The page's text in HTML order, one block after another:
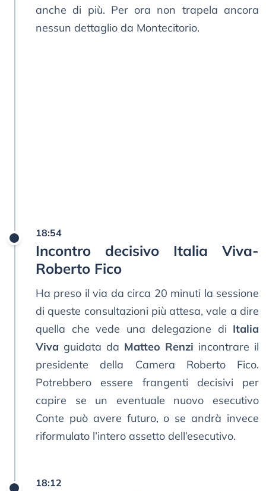
anche di più. Per ora non trapela ancora
nessun dettaglio da Montecitorio.
18:54
Incontro decisivo Italia Viva-
Roberto Fico
Ha preso il via da circa 20 minuti la sessione
di queste consultazioni più attesa, vale a dire
quella che vede una delegazione di Italia
Viva guidata da Matteo Renzi incontrare il
presidente della Camera Roberto Fico.
Potrebbero essere frangenti decisivi per
capire se un eventuale nuovo esecutivo
Conte può avere futuro, o se andrà invece
riformulato l’intero assetto dell’esecutivo.
18:12